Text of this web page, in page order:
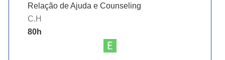
Relação de Ajuda e Counseling
C.H
80h